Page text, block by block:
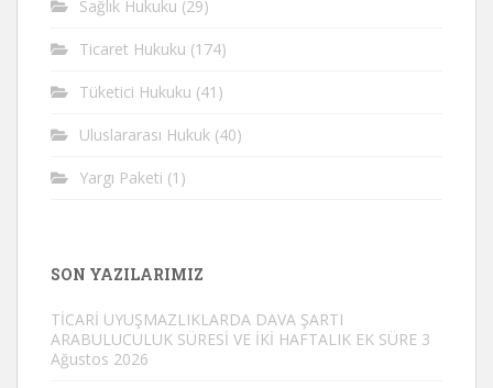
Sağlık Hukuku (29)
Ticaret Hukuku (174)
Tüketici Hukuku (41)
Uluslararası Hukuk (40)
Yargı Paketi (1)
SON YAZILARIMIZ
TİCARİ UYUŞMAZLIKLARDA DAVA ŞARTI
ARABULUCULUK SÜRESİ VE İKİ HAFTALIK EK SÜRE 3
Ağustos 2026